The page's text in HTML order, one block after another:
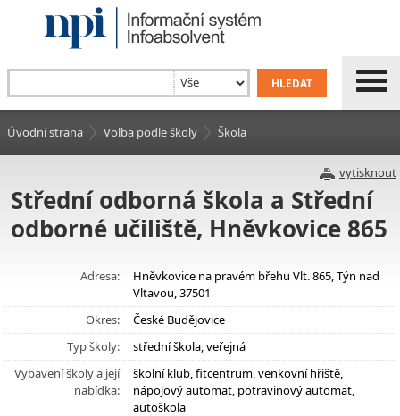
Úvodní strana Volba podle školy Škola
vytisknout
Střední odborná škola a Střední
odborné učiliště, Hněvkovice 865
Adresa:
Hněvkovice na pravém břehu Vlt. 865, Týn nad
Vltavou, 37501
Okres:
České Budějovice
Typ školy:
střední škola, veřejná
Vybavení školy a její
nabídka:
školní klub, fitcentrum, venkovní hřiště,
nápojový automat, potravinový automat,
autoškola